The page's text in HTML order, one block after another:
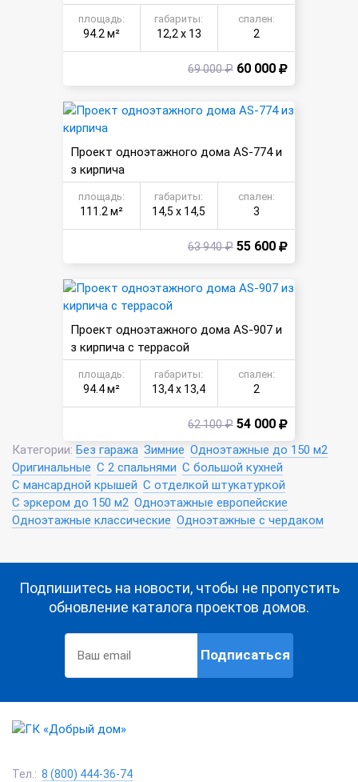
площадь:
94.2 м²
габариты:
12,2 х 13
спален:
2
69 000 ₽ 60 000
Проект одноэтажного дома AS-774 и
з кирпича
площадь:
111.2 м²
габариты:
14,5 х 14,5
спален:
3
63 940 ₽ 55 600
Проект одноэтажного дома AS-907 и
з кирпича с террасой
площадь:
94.4 м²
габариты:
13,4 х 13,4
спален:
2
62 100 ₽ 54 000
Категории: Без гаража Зимние Одноэтажные до 150 м2
Оригинальные С 2 спальнями С большой кухней
С мансардной крышей С отделкой штукатуркой
С эркером до 150 м2 Одноэтажные европейские
Одноэтажные классические Одноэтажные с чердаком
Подпишитесь на новости, чтобы не пропустить
обновление каталога проектов домов.
Подписаться
Тел.: 8 (800) 444-36-74